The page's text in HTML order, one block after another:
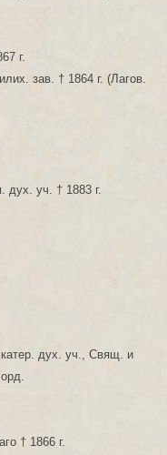
г.
зав. † 1864 г. (Лагов.
дух. уч. † 1883 г.
дух. уч., Свящ. и
† 1866 г.